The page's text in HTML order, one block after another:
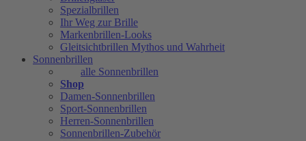
Spezialbrillen
Ihr Weg zur Brille
Markenbrillen-Looks
Gleitsichtbrillen Mythos und Wahrheit
Sonnenbrillen
alle Sonnenbrillen
Shop
Damen-Sonnenbrillen
Sport-Sonnenbrillen
Herren-Sonnenbrillen
Sonnenbrillen-Zubehör